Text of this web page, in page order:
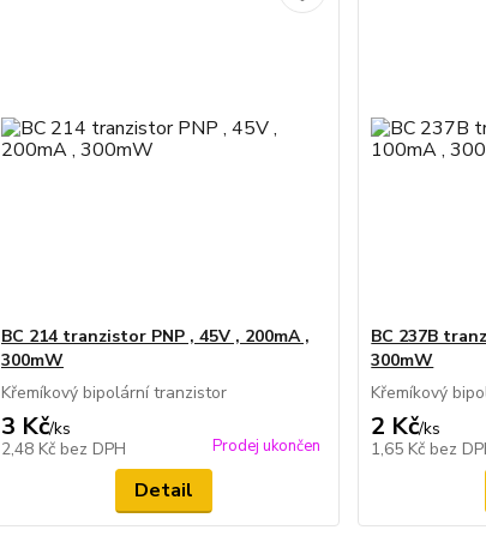
BC 214 tranzistor PNP , 45V , 200mA ,
300mW
Křemíkový bipolární tranzistor
3 Kč/ks
2,48 Kč bez DPH Prodej ukončen
Detail
BC 237B
300mW
Křemíkový
2 Kč/ks
1,65 Kč bez